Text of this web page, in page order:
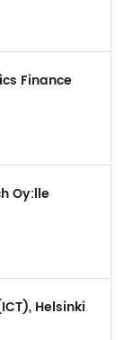
Finance
Oy:lle
Helsinki